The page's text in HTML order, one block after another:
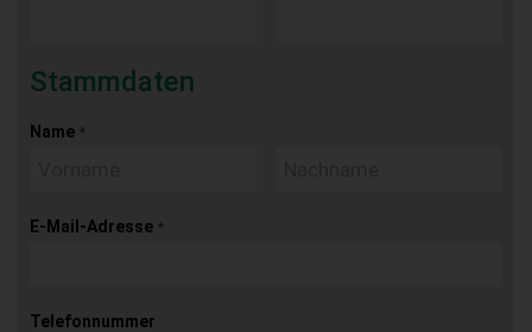
Stammdaten
Name *
E-Mail-Adresse *
Telefonnummer